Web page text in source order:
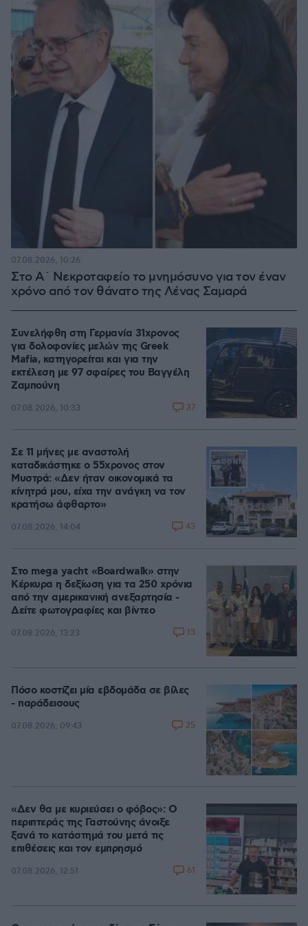
Στο Α΄ Νεκροταφείο το μνημόσυνο για τον έναν
χρόνο από τον θάνατο της Λένας Σαμαρά
07.08.2026, 10:26
Συνελήφθη στη Γερμανία 31χρονος
για δολοφονίες μελών της Greek
Mafia, κατηγορείται και για την
εκτέλεση με 97 σφαίρες του Βαγγέλη
Ζαμπούνη
07.08.2026, 10:33 37
Σε 11 μήνες με αναστολή
καταδικάστηκε ο 55χρονος στον
Μυστρά: «Δεν ήταν οικονομικά τα
κίνητρά μου, είχα την ανάγκη να τον
κρατήσω άφθαρτο»
07.08.2026, 14:04 43
Στο mega yacht «Boardwalk» στην
Κέρκυρα η δεξίωση για τα 250 χρόνια
από την αμερικανική ανεξαρτησία -
Δείτε φωτογραφίες και βίντεο
07.08.2026, 13:23 13
Πόσο κοστίζει μία εβδομάδα σε βίλες
- παράδεισους
07.08.2026, 09:43 25
«Δεν θα με κυριεύσει ο φόβος»: Ο
περιπτεράς της Γαστούνης άνοιξε
ξανά το κατάστημά του μετά τις
επιθέσεις και τον εμπρησμό
07.08.2026, 12:51 61